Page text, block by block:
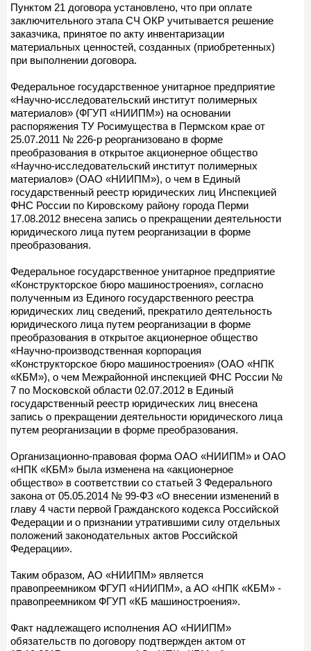
Пунктом 21 договора установлено, что при оплате
заключительного этапа СЧ ОКР учитывается решение
заказчика, принятое по акту инвентаризации
материальных ценностей, созданных (приобретенных)
при выполнении договора.
Федеральное государственное унитарное предприятие
«Научно-исследовательский институт полимерных
материалов» (ФГУП «НИИПМ») на основании
распоряжения ТУ Росимущества в Пермском крае от
25.07.2011 № 226-р реорганизовано в форме
преобразования в открытое акционерное общество
«Научно-исследовательский институт полимерных
материалов» (ОАО «НИИПМ»), о чем в Единый
государственный реестр юридических лиц Инспекцией
ФНС России по Кировскому району города Перми
17.08.2012 внесена запись о прекращении деятельности
юридического лица путем реорганизации в форме
преобразования.
Федеральное государственное унитарное предприятие
«Конструкторское бюро машиностроения», согласно
полученным из Единого государственного реестра
юридических лиц сведений, прекратило деятельность
юридического лица путем реорганизации в форме
преобразования в открытое акционерное общество
«Научно-производственная корпорация
«Конструкторское бюро машиностроения» (ОАО «НПК
«КБМ»), о чем Межрайонной инспекцией ФНС России №
7 по Московской области 02.07.2012 в Единый
государственный реестр юридических лиц внесена
запись о прекращении деятельности юридического лица
путем реорганизации в форме преобразования.
Организационно-правовая форма ОАО «НИИПМ» и ОАО
«НПК «КБМ» была изменена на «акционерное
общество» в соответствии со статьей 3 Федерального
закона от 05.05.2014 № 99-ФЗ «О внесении изменений в
главу 4 части первой Гражданского кодекса Российской
Федерации и о признании утратившими силу отдельных
положений законодательных актов Российской
Федерации».
Таким образом, АО «НИИПМ» является
правопреемником ФГУП «НИИПМ», а АО «НПК «КБМ» -
правопреемником ФГУП «КБ машиностроения».
Факт надлежащего исполнения АО «НИИПМ»
обязательств по договору подтвержден актом от